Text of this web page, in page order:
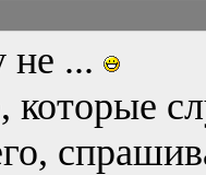
не ...
которые